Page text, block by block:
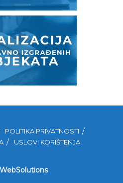
POLITIKA PRIVATNOSTI
USLOVI KORIŠTENJA
WebSolutions